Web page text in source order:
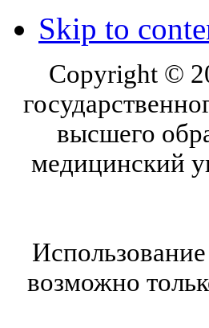
Skip to
Copyright ©
высшего
медицинский
возможно